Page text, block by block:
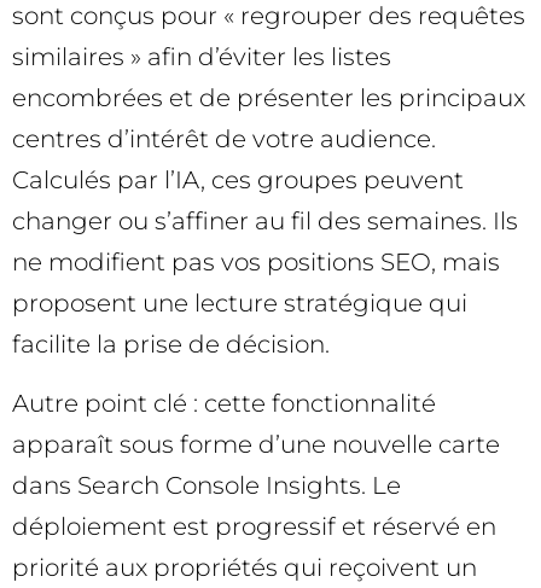
sont conçus pour « regrouper des requêtes
similaires » afin d’éviter les listes
encombrées et de présenter les principaux
centres d’intérêt de votre audience.
Calculés par l’IA, ces groupes peuvent
changer ou s’affiner au fil des semaines. Ils
ne modifient pas vos positions SEO, mais
proposent une lecture stratégique qui
facilite la prise de décision.
Autre point clé : cette fonctionnalité
apparaît sous forme d’une nouvelle carte
dans Search Console Insights. Le
déploiement est progressif et réservé en
priorité aux propriétés qui reçoivent un